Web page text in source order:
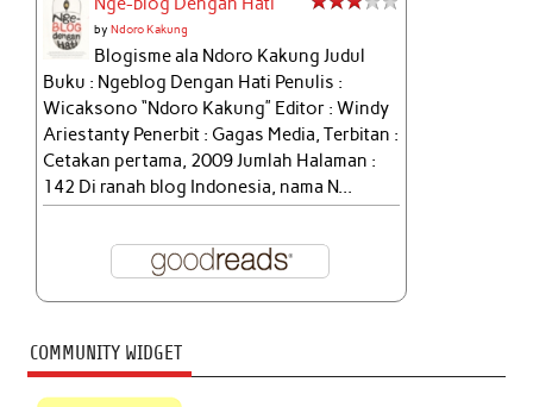
byNdoro Kakung
Blogisme ala Ndoro Kakung Judul
Buku : Ngeblog Dengan Hati Penulis :
Wicaksono “Ndoro Kakung” Editor : Windy
Ariestanty Penerbit : Gagas Media, Terbitan :
Cetakan pertama, 2009 Jumlah Halaman :
142 Di ranah blog Indonesia, nama N...
COMMUNITY WIDGET